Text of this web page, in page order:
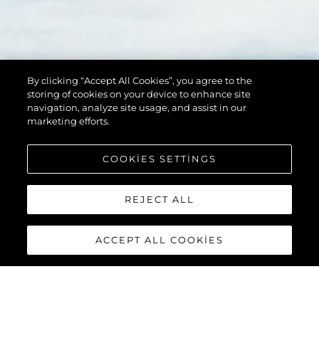
By clicking “Accept All Cookies”, you agree to the
storing of cookies on your device to enhance site
navigation, analyze site usage, and assist in our
marketing efforts.
COOKIES SETTINGS
REJECT ALL
ACCEPT ALL COOKIES